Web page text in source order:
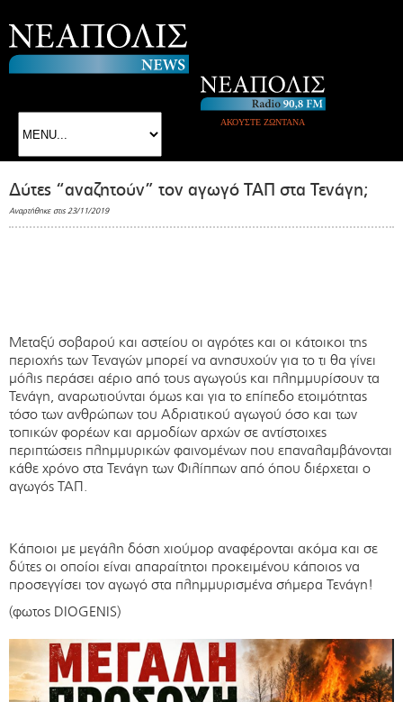
ΑΚΟΥΣΤΕ ΖΩΝΤΑΝΑ
Δύτες “αναζητούν” τον αγωγό ΤΑΠ στα Τενάγη;
Αναρτήθηκε στις 23/11/2019
Μεταξύ σοβαρού και αστείου οι αγρότες και οι κάτοικοι της
περιοχής των Τεναγών μπορεί να ανησυχούν για το τι θα γίνει
μόλις περάσει αέριο από τους αγωγούς και πλημμυρίσουν τα
Τενάγη, αναρωτιούνται όμως και για το επίπεδο ετοιμότητας
τόσο των ανθρώπων του Αδριατικού αγωγού όσο και των
τοπικών φορέων και αρμοδίων αρχών σε αντίστοιχες
περιπτώσεις πλημμυρικών φαινομένων που επαναλαμβάνονται
κάθε χρόνο στα Τενάγη των Φιλίππων από όπου διέρχεται ο
αγωγός ΤΑΠ.
Κάποιοι με μεγάλη δόση χιούμορ αναφέρονται ακόμα και σε
δύτες οι οποίοι είναι απαραίτητοι προκειμένου κάποιος να
προσεγγίσει τον αγωγό στα πλημμυρισμένα σήμερα Τενάγη!
(φωτος DIOGENIS)